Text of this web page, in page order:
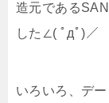
造元である
した∠( ﾟдﾟ)／
いろいろ、デ